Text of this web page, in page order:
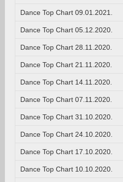
Dance Top Chart 09.01.2021.
Dance Top Chart 05.12.2020.
Dance Top Chart 28.11.2020.
Dance Top Chart 21.11.2020.
Dance Top Chart 14.11.2020.
Dance Top Chart 07.11.2020.
Dance Top Chart 31.10.2020.
Dance Top Chart 24.10.2020.
Dance Top Chart 17.10.2020.
Dance Top Chart 10.10.2020.